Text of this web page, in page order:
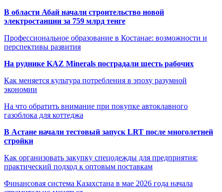
В области Абай начали строительство новой
электростанции за 759 млрд тенге
Профессиональное образование в Костанае: возможности и
перспективы развития
На руднике KAZ Minerals пострадали шесть рабочих
Как меняется культура потребления в эпоху разумной
экономии
На что обратить внимание при покупке автоклавного
газоблока для коттеджа
В Астане начали тестовый запуск LRT после многолетней
стройки
Как организовать закупку спецодежды для предприятия:
практический подход к оптовым поставкам
Финансовая система Казахстана в мае 2026 года начала